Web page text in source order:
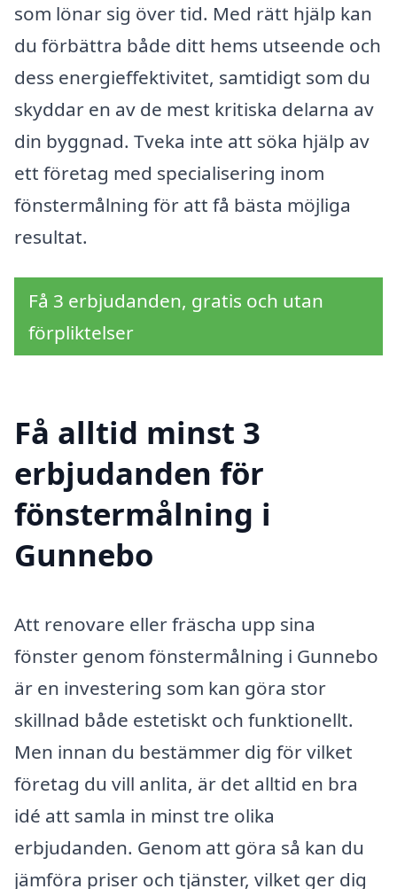
som lönar sig över tid. Med rätt hjälp kan
du förbättra både ditt hems utseende och
dess energieffektivitet, samtidigt som du
skyddar en av de mest kritiska delarna av
din byggnad. Tveka inte att söka hjälp av
ett företag med specialisering inom
fönstermålning för att få bästa möjliga
resultat.
Få 3 erbjudanden, gratis och utan
förpliktelser
Få alltid minst 3
erbjudanden för
fönstermålning i
Gunnebo
Att renovare eller fräscha upp sina
fönster genom fönstermålning i Gunnebo
är en investering som kan göra stor
skillnad både estetiskt och funktionellt.
Men innan du bestämmer dig för vilket
företag du vill anlita, är det alltid en bra
idé att samla in minst tre olika
erbjudanden. Genom att göra så kan du
jämföra priser och tjänster, vilket ger dig